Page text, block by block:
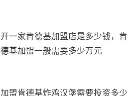
开一家肯德基加盟店是多少钱，肯
德基加盟一般需要多少万元
加盟肯德基炸鸡汉堡需要投资多少